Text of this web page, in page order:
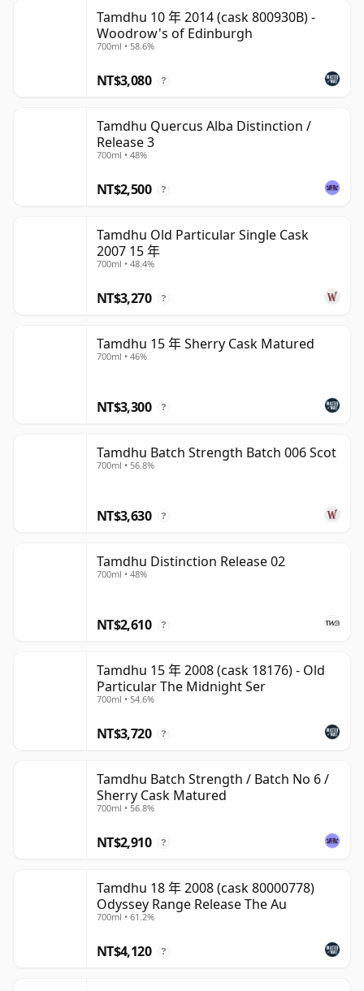
Tamdhu 10 年 2014 (cask 800930B) -
Woodrow's of Edinburgh
700ml • 58.6%
NT$3,080 ?
Tamdhu Quercus Alba Distinction /
Release 3
700ml • 48%
NT$2,500 ?
Tamdhu Old Particular Single Cask
2007 15 年
700ml • 48.4%
NT$3,270 ?
Tamdhu 15 年 Sherry Cask Matured
700ml • 46%
NT$3,300 ?
Tamdhu Batch Strength Batch 006 Scot
700ml • 56.8%
NT$3,630 ?
Tamdhu Distinction Release 02
700ml • 48%
NT$2,610 ?
Tamdhu 15 年 2008 (cask 18176) - Old
Particular The Midnight Ser
700ml • 54.6%
NT$3,720 ?
Tamdhu Batch Strength / Batch No 6 /
Sherry Cask Matured
700ml • 56.8%
NT$2,910 ?
Tamdhu 18 年 2008 (cask 80000778)
Odyssey Range Release The Au
700ml • 61.2%
NT$4,120 ?